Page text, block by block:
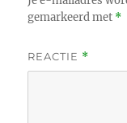
gemarkeerd met *
REACTIE *